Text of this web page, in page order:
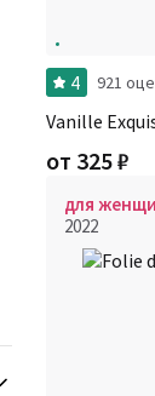
4 921
Vanille
от 325₽
для
2022